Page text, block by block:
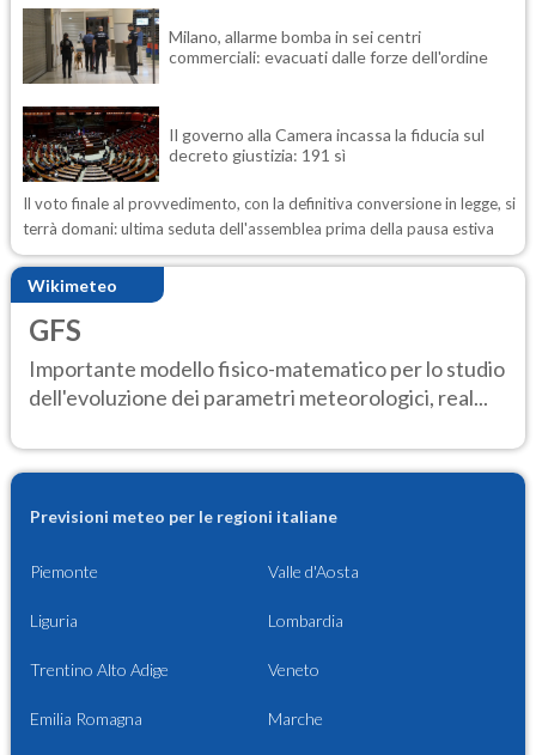
Milano, allarme bomba in sei centri
commerciali: evacuati dalle forze dell'ordine
Il governo alla Camera incassa la fiducia sul
decreto giustizia: 191 sì
Il voto finale al provvedimento, con la definitiva conversione in legge, si
terrà domani: ultima seduta dell'assemblea prima della pausa estiva
Wikimeteo
GFS
Importante modello fisico-matematico per lo studio
dell'evoluzione dei parametri meteorologici, real...
Previsioni meteo per le regioni italiane
Piemonte Valle d'Aosta
Liguria Lombardia
Trentino Alto Adige Veneto
Emilia Romagna Marche